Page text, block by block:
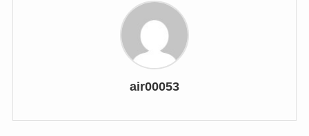
air00053